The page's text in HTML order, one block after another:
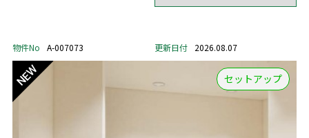
物件No A-007073 更新日付 2026.08.07
セットアップ